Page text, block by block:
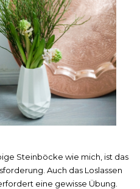
Steinböcke wie mich, ist das
Auch das Loslassen
eine gewisse Übung.